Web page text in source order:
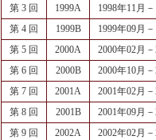
第 3 回
1999A
1998年11月
第 4 回
1999B
1999年09月
第 5 回
2000A
2000年02月
第 6 回
2000B
2000年10月
第 7 回
2001A
2001年02月
第 8 回
2001B
2001年09月
第 9 回
2002A
2002年02月